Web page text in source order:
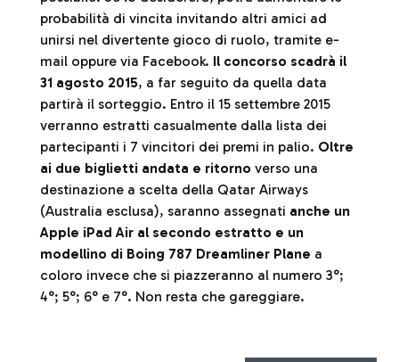
probabilità di vincita invitando altri amici ad
unirsi nel divertente gioco di ruolo, tramite e-
mail oppure via Facebook. Il concorso scadrà il
31 agosto 2015, a far seguito da quella data
partirà il sorteggio. Entro il 15 settembre 2015
verranno estratti casualmente dalla lista dei
partecipanti i 7 vincitori dei premi in palio. Oltre
ai due biglietti andata e ritorno verso una
destinazione a scelta della Qatar Airways
(Australia esclusa), saranno assegnati anche un
Apple iPad Air al secondo estratto e un
modellino di Boing 787 Dreamliner Plane a
coloro invece che si piazzeranno al numero 3°;
4°; 5°; 6° e 7°. Non resta che gareggiare.